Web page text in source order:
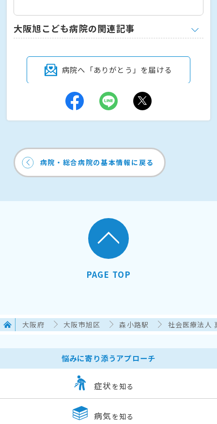
大阪旭こども病院の関連記事
病院へ「ありがとう」を届ける
病院・総合病院の基本情報に戻る
PAGE TOP
大阪府 大阪市旭区 森小路駅 社会医療法人
悩みに寄り添うアプローチ
症状 を知る
病気 を知る